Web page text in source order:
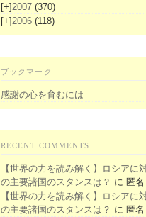
[+]2007 (370)
[+]2006 (118)
ブックマーク
感謝の心を育むには
RECENT COMMENTS
【世界の力を読み解く】ロシアに
の主要諸国のスタンスは？ に 匿名
【世界の力を読み解く】ロシアに
の主要諸国のスタンスは？ に 匿名